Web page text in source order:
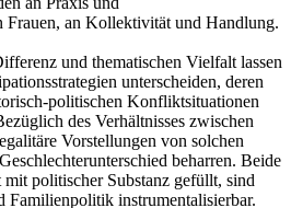
Frauen, an Kollektivität und Handlung.
und thematischen Vielfalt lassen
unterscheiden, deren
politischen Konfliktsituationen
des Verhältnisses zwischen
Vorstellungen von solchen
beharren. Beide
politischer Substanz gefüllt, sind
Familienpolitik instrumentalisierbar.